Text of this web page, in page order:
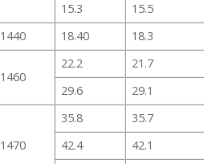
15.3
15.5
1440 18.40
18.3
1460
22.2
21.7
29.6
29.1
1470
35.8
35.7
42.4
42.1